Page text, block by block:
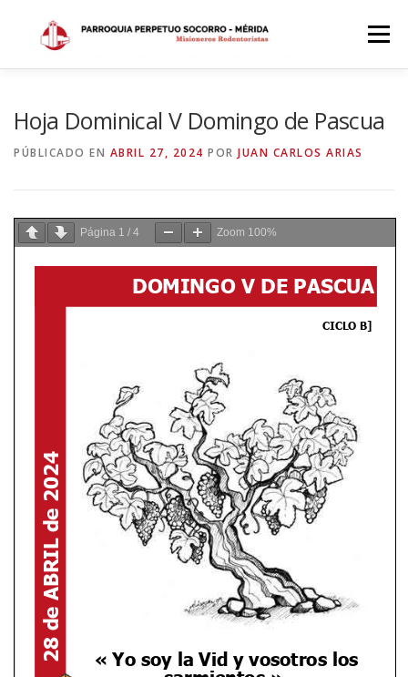
contenido
Menú
SACRAMENTOS CALENDARIO PARROQUIAL 2024
Hoja Dominical V Domingo de Pascua
PÚBLICADO EN ABRIL 27, 2024 POR JUAN CARLOS ARIAS
Página 1 / 4 Zoom 100%